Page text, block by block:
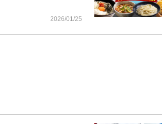
2026/01/25